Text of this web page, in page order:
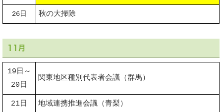
26日 秋の大掃除
11月
19日～
20日
関東地区種別代表者会議（群馬）
21日 地域連携推進会議（青梨）